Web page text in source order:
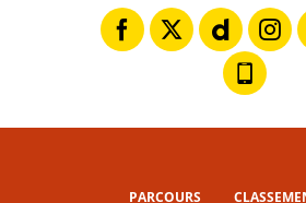
PARCOURS